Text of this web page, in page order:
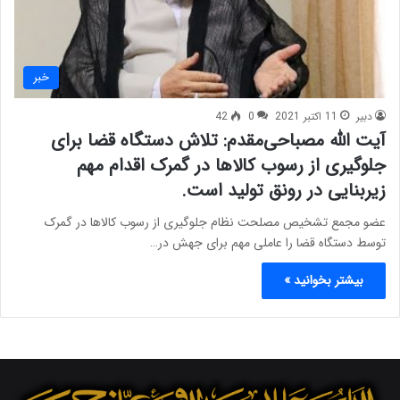
خبر
دبیر 11 اکتبر 2021 0
42
آیت الله مصباحی‌مقدم: تلاش دستگاه قضا برای
جلوگیری از رسوب کالا‌ها در گمرک اقدام مهم
زیربنایی در رونق تولید است.
عضو مجمع تشخیص مصلحت نظام جلوگیری از رسوب کالا‌ها در گمرک
توسط دستگاه قضا را عاملی مهم برای جهش در…
بیشتر بخوانید »